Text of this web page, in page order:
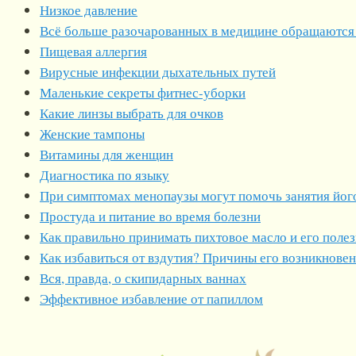
Низкое давление
Всё больше разочарованных в медицине обращаются
Пищевая аллергия
Вирусные инфекции дыхательных путей
Маленькие секреты фитнес-уборки
Какие линзы выбрать для очков
Женские тампоны
Витамины для женщин
Диагностика по языку
При симптомах менопаузы могут помочь занятия
Простуда и питание во время болезни
Как правильно принимать пихтовое масло и его
Как избавиться от вздутия? Причины его
Вся, правда, о скипидарных ваннах
Эффективное избавление от папиллом